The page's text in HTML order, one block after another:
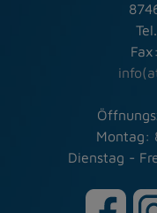
Montag:
Dienstag -